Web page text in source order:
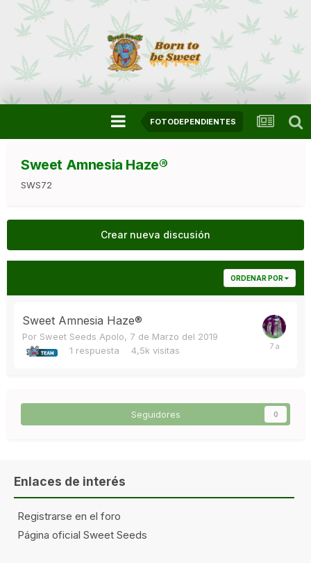
FOTODEPENDIENTES
Sweet Amnesia Haze®
SWS72
Crear nueva discusión
ORDENAR POR
Sweet Amnesia Haze®
Por Sweet Seeds Apolo, 7 de Marzo del 2019
1 respuesta 4,5k visitas
Seguidores 0
Enlaces de interés
Registrarse en el foro
Página oficial Sweet Seeds